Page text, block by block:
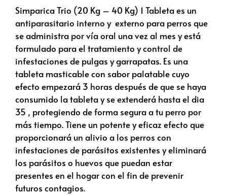
Simparica Trio (20 Kg – 40 Kg) 1 Tableta es un
antiparasitario interno y externo para perros que
se administra por vía oral una vez al mes y está
formulado para el tratamiento y control de
infestaciones de pulgas y garrapatas. Es una
tableta masticable con sabor palatable cuyo
efecto empezará 3 horas después de que se haya
consumido la tableta y se extenderá hasta el dia
35 , protegiendo de forma segura a tu perro por
más tiempo. Tiene un potente y eficaz efecto que
proporcionará un alivio a los perros con
infestaciones de parásitos existentes y eliminará
los parásitos o huevos que puedan estar
presentes en el hogar con el fin de prevenir
futuros contagios.